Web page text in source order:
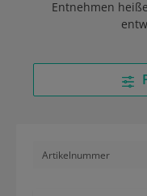
Entnehmen